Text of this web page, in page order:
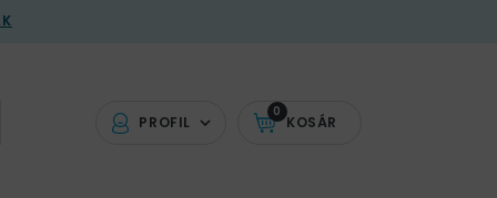
PROFIL KOSÁR
0